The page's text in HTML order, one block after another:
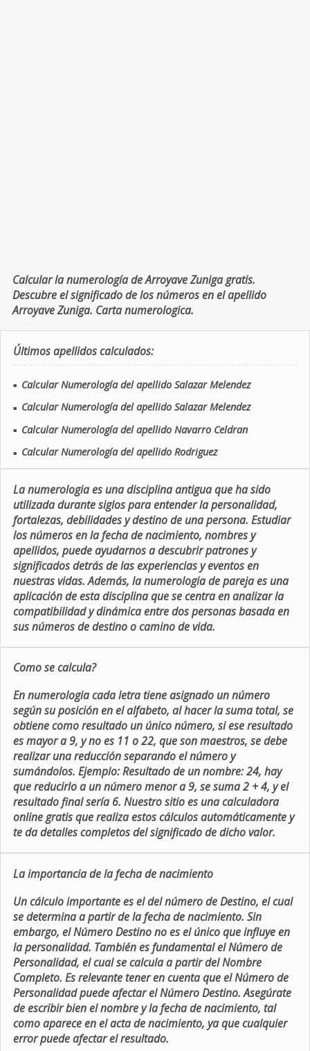
Calcular la numerología de Arroyave Zuniga gratis.
Descubre el significado de los números en el apellido
Arroyave Zuniga. Carta numerologica.
Últimos apellidos calculados:
■ Calcular Numerología del apellido Salazar Melendez
■ Calcular Numerología del apellido Salazar Melendez
■ Calcular Numerología del apellido Navarro Celdran
■ Calcular Numerología del apellido Rodriguez
La numerologia es una disciplina antigua que ha sido
utilizada durante siglos para entender la personalidad,
fortalezas, debilidades y destino de una persona. Estudiar
los números en la fecha de nacimiento, nombres y
apellidos, puede ayudarnos a descubrir patrones y
significados detrás de las experiencias y eventos en
nuestras vidas. Además, la numerologia de pareja es una
aplicación de esta disciplina que se centra en analizar la
compatibilidad y dinámica entre dos personas basada en
sus números de destino o camino de vida.
Como se calcula?
En numerologia cada letra tiene asignado un número
según su posición en el alfabeto, al hacer la suma total, se
obtiene como resultado un único número, si ese resultado
es mayor a 9, y no es 11 o 22, que son maestros, se debe
realizar una reducción separando el número y
sumándolos. Ejemplo: Resultado de un nombre: 24, hay
que reducirlo a un número menor a 9, se suma 2 + 4, y el
resultado final sería 6. Nuestro sitio es una calculadora
online gratis que realiza estos cálculos automáticamente y
te da detalles completos del significado de dicho valor.
La importancia de la fecha de nacimiento
Un cálculo importante es el del número de Destino, el cual
se determina a partir de la fecha de nacimiento. Sin
embargo, el Número Destino no es el único que influye en
la personalidad. También es fundamental el Número de
Personalidad, el cual se calcula a partir del Nombre
Completo. Es relevante tener en cuenta que el Número de
Personalidad puede afectar el Número Destino. Asegúrate
de escribir bien el nombre y la fecha de nacimiento, tal
como aparece en el acta de nacimiento, ya que cualquier
error puede afectar el resultado.